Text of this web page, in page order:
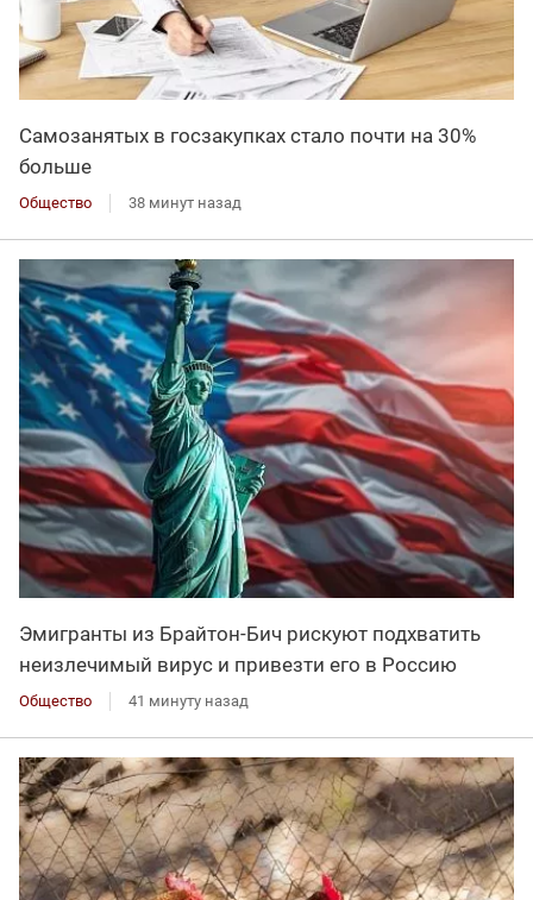
Самозанятых в госзакупках стало почти на 30%
больше
Общество 38 минут назад
Эмигранты из Брайтон-Бич рискуют подхватить
неизлечимый вирус и привезти его в Россию
Общество 41 минуту назад